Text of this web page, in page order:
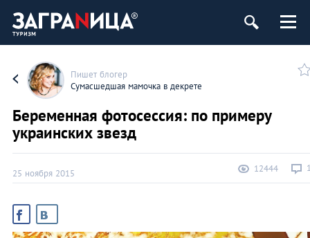
Пишет блогер
Сумасшедшая мамочка в декрете
Беременная фотосессия: по примеру
украинских звезд
25 ноября 2015 12444